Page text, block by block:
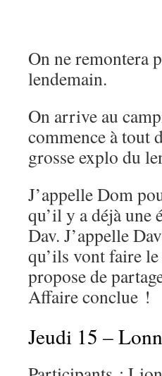
On ne remontera
lendemain.
On arrive au
commence à tout
grosse explo du
J’appelle Dom
qu’il y a déjà une
Dav. J’appelle
qu’ils vont faire
propose de
Affaire conclue !
Jeudi 15 –